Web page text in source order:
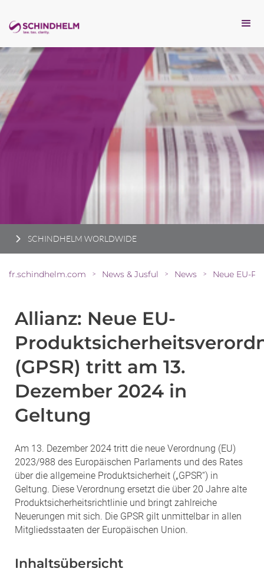
SCHINDHELM WORLDWIDE
fr.schindhelm.com > News & Jusful > News >
Allianz: Neue EU-
(GPSR) tritt am 13.
Dezember 2024 in
Geltung
Am 13. Dezember 2024 tritt die neue Verordnung (EU)
2023/988 des Europäischen Parlaments und des Rates
über die allgemeine Produktsicherheit („GPSR“) in
Geltung. Diese Verordnung ersetzt die über 20 Jahre alte
Produktsicherheitsrichtlinie und bringt zahlreiche
Neuerungen mit sich. Die GPSR gilt unmittelbar in allen
Mitgliedsstaaten der Europäischen Union.
Inhaltsübersicht